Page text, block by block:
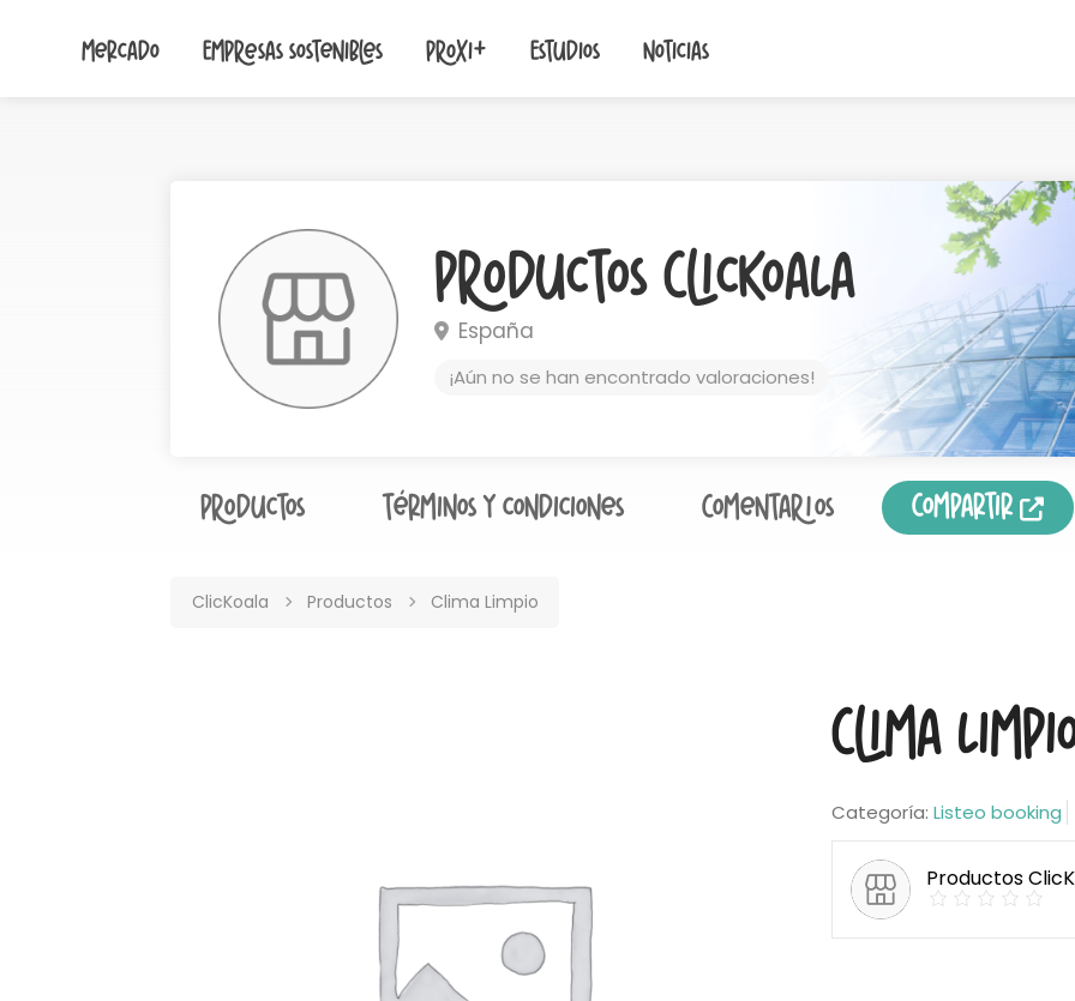
Mercado Empresas sostenibles Proxi+ Estudios Noticias
Productos ClicKoala
España
¡Aún no se han encontrado valoraciones!
Productos Términos y condiciones Comentarios Compartir
ClicKoala Productos Clima Limpio
Clima
Categoría:Listeo booking
Productos